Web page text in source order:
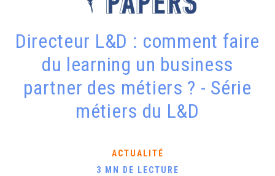
Directeur L&D : comment faire
du learning un business
partner des métiers ? - Série
métiers du L&D
ACTUALITÉ
3 MN DE LECTURE